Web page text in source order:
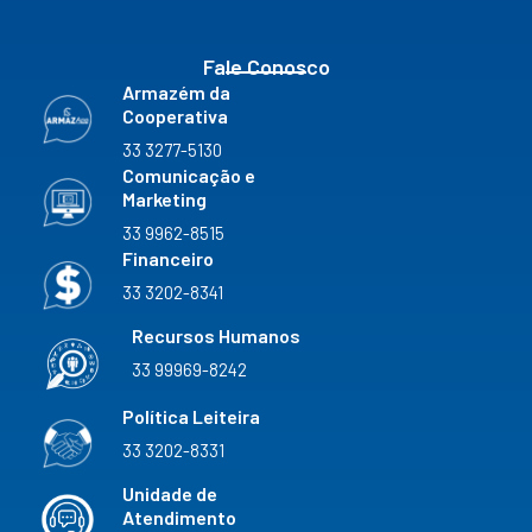
Fale Conosco
Armazém da
Cooperativa
33 3277-5130
Comunicação e
Marketing
33 9962-8515
Financeiro
33 3202-8341
Recursos Humanos
33 99969-8242
Política Leiteira
33 3202-8331
Unidade de
Atendimento